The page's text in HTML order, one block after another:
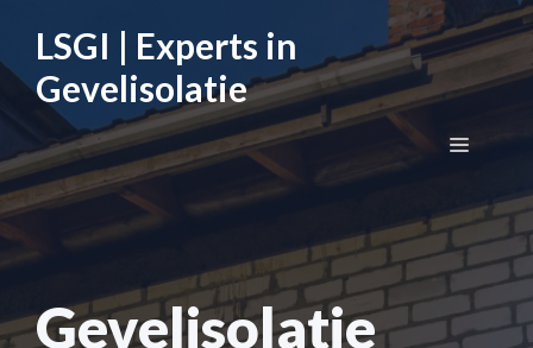
de
inhoud
LSGI | Experts in
Gevelisolatie
Menu
Gevelisolatie